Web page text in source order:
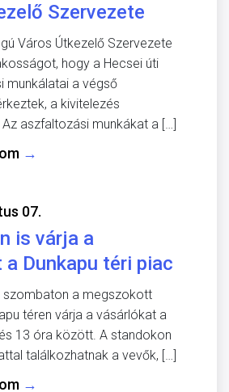
Szervezete
Város Útkezelő Szervezete
hogy a Hecsei úti
munkálatai a végső
a kivitelezés
aszfaltozási munkákat a […]
→
07.
is várja a
Dunkapu téri piac
szombaton a megszokott
téren várja a vásárlókat a
13 óra között. A standokon
találkozhatnak a vevők, […]
→